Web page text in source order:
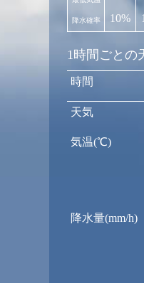
降水確率 10%
1時間ごとの
時間
天気
気温(℃)
降水量(mm/h)